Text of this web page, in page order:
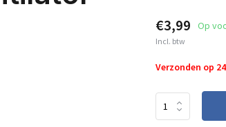
€3,99 Op
Incl. btw
Verzonden op